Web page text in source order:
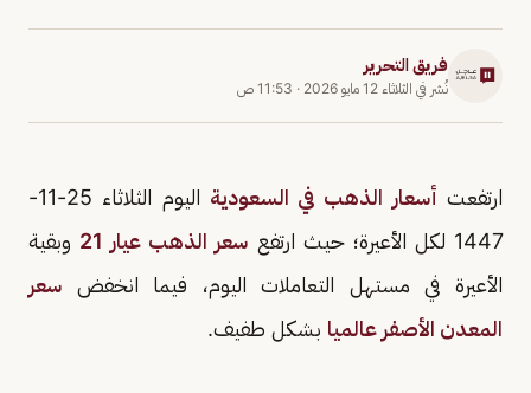
فريق التحرير
نُشر في الثلاثاء 12 مايو 2026 · 11:53 ص
ارتفعت أسعار الذهب في السعودية
اليوم الثلاثاء 25-11-
1447 لكل الأعيرة؛ حيث ارتفع
سعر الذهب عيار 21
وبقية
الأعيرة في مستهل التعاملات اليوم، فيما انخفض سعر
المعدن الأصفر عالميا بشكل طفيف.